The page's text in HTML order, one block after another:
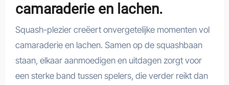
camaraderie en lachen.
Squash-plezier creëert onvergetelijke momenten vol
camaraderie en lachen. Samen op de squashbaan
staan, elkaar aanmoedigen en uitdagen zorgt voor
een sterke band tussen spelers, die verder reikt dan